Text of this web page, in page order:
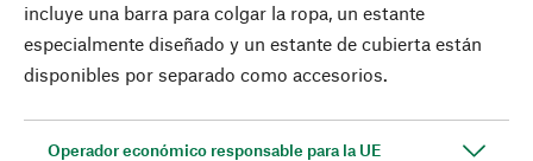
incluye una barra para colgar la ropa, un estante
especialmente diseñado y un estante de cubierta están
disponibles por separado como accesorios.
Operador económico responsable para la UE